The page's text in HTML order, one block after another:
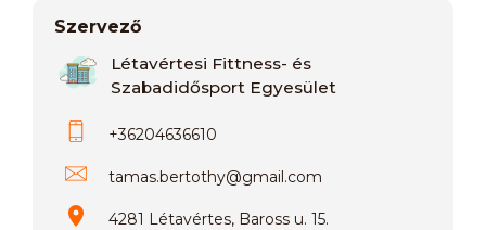
Szervező
Létavértesi Fittness- és
Szabadidősport Egyesület
+36204636610
tamas.bertothy@gmail.com
4281 Létavértes, Baross u. 15.